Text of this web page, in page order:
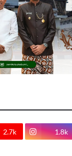
2.7k 1.8k